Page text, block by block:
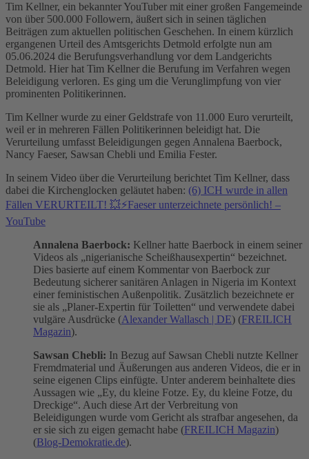
Tim Kellner, ein bekannter YouTuber mit einer großen Fangemeinde
von über 500.000 Followern, äußert sich in seinen täglichen
Beiträgen zum aktuellen politischen Geschehen. In einem kürzlich
ergangenen Urteil des Amtsgerichts Detmold erfolgte nun am
05.06.2024 die Berufungsverhandlung vor dem Landgerichts
Detmold. Hier hat Tim Kellner die Berufung im Verfahren wegen
Beleidigung verloren. Es ging um die Verunglimpfung von vier
prominenten Politikerinnen.
Tim Kellner wurde zu einer Geldstrafe von 11.000 Euro verurteilt,
weil er in mehreren Fällen Politikerinnen beleidigt hat. Die
Verurteilung umfasst Beleidigungen gegen Annalena Baerbock,
Nancy Faeser, Sawsan Chebli und Emilia Fester.
In seinem Video über die Verurteilung berichtet Tim Kellner, dass
dabei die Kirchenglocken geläutet haben: (6) ICH wurde in allen
Fällen VERURTEILT! 💥⚡️Faeser unterzeichnete persönlich! –
YouTube
Annalena Baerbock: Kellner hatte Baerbock in einem seiner
Videos als „nigerianische Scheißhausexpertin“ bezeichnet.
Dies basierte auf einem Kommentar von Baerbock zur
Bedeutung sicherer sanitären Anlagen in Nigeria im Kontext
einer feministischen Außenpolitik. Zusätzlich bezeichnete er
sie als „Planer-Expertin für Toiletten“ und verwendete dabei
vulgäre Ausdrücke​ (Alexander Wallasch | DE) (FREILICH
Magazin)​.
Sawsan Chebli: In Bezug auf Sawsan Chebli nutzte Kellner
Fremdmaterial und Äußerungen aus anderen Videos, die er in
seine eigenen Clips einfügte. Unter anderem beinhaltete dies
Aussagen wie „Ey, du kleine Fotze. Ey, du kleine Fotze, du
Dreckige“. Auch diese Art der Verbreitung von
Beleidigungen wurde vom Gericht als strafbar angesehen, da
er sie sich zu eigen gemacht habe​ (FREILICH Magazin)
(Blog-Demokratie.de)​.